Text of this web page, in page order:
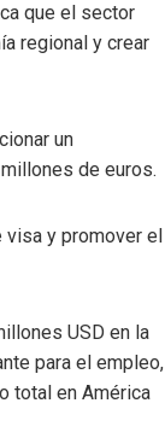
que el sector
regional y crear
un
de euros.
visa y promover el
USD en la
para el empleo,
total en América